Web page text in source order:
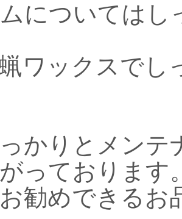
については
ワックスでし
かりとメンテ
っております
勧めできるお